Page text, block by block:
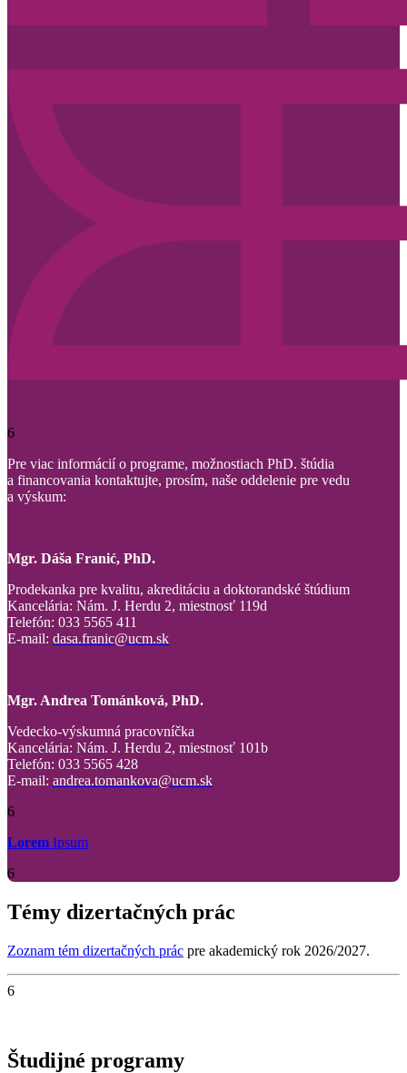
6
Pre viac informácií o programe, možnostiach PhD. štúdia
a financovania kontaktujte, prosím, naše oddelenie pre vedu
a výskum:
Mgr. Dáša Franić, PhD.
Prodekanka pre kvalitu, akreditáciu a doktorandské štúdium
Kancelária: Nám. J. Herdu 2, miestnosť 119d
Telefón: 033 5565 411
E-mail: dasa.franic@ucm.sk
Mgr. Andrea Tománková, PhD.
Vedecko-výskumná pracovníčka
Kancelária: Nám. J. Herdu 2, miestnosť 101b
Telefón: 033 5565 428
E-mail: andrea.tomankova@ucm.sk
6
Lorem Ipsum
6
Témy dizertačných prác
Zoznam tém dizertačných prác pre akademický rok 2026/2027.
6
Študijné programy